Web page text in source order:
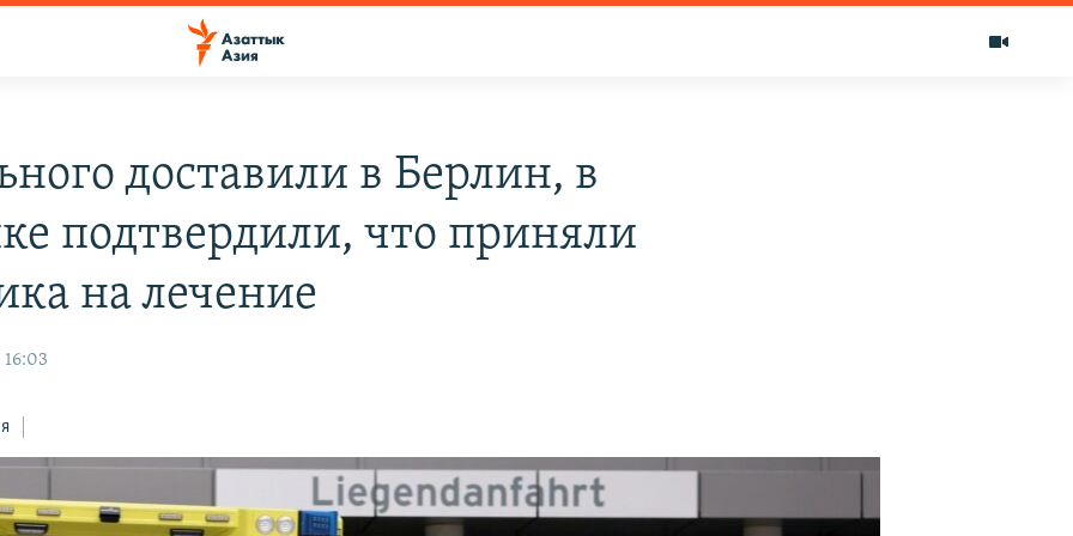
доставили в Берлин, в
подтвердили, что приняли
на лечение
16:03